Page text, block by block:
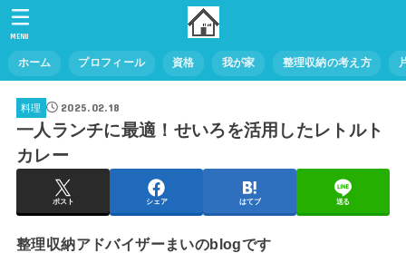
ホーム プロフィール 資格 我が家 整理収納の考え方
MENU
料理 2025.02.18
一人ランチに最適！せいろを活用したレトルト
カレー
ポスト シェア はてブ 送る
整理収納アドバイザーまいのblogです